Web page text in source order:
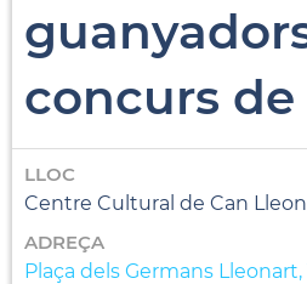
concurs de
LLOC
Centre Cultural de Can
ADREÇA
Plaça dels Germans Lleonart,